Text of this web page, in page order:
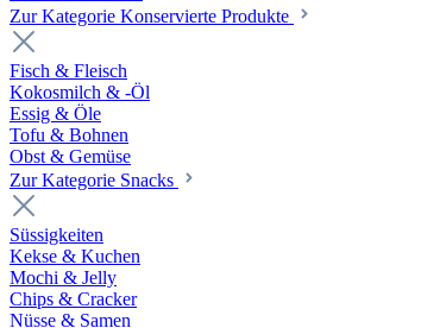
Zur Kategorie Konservierte Produkte
Fisch & Fleisch
Kokosmilch & -Öl
Essig & Öle
Tofu & Bohnen
Obst & Gemüse
Zur Kategorie Snacks
Süssigkeiten
Kekse & Kuchen
Mochi & Jelly
Chips & Cracker
Nüsse & Samen